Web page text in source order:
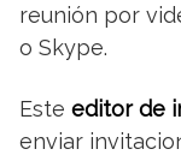
reunión por
o Skype.
Este editor de
enviar